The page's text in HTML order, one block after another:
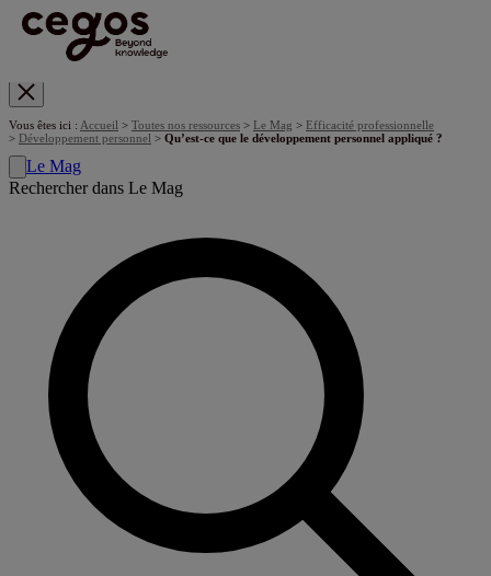
Vous êtes ici : Accueil > Toutes nos ressources > Le Mag > Efficacité professionnelle
> Développement personnel > Qu’est-ce que le développement personnel appliqué ?
Le Mag
Rechercher dans Le Mag